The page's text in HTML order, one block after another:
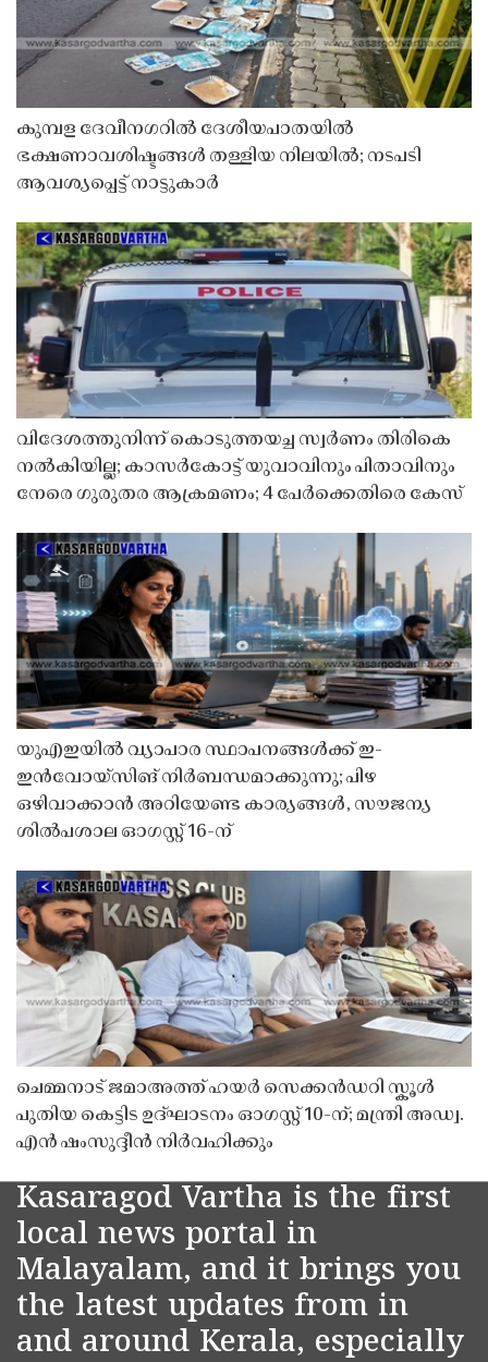
കുമ്പള ദേവീനഗറിൽ ദേശീയപാതയിൽ
ഭക്ഷണാവശിഷ്ടങ്ങൾ തള്ളിയ നിലയിൽ; നടപടി
ആവശ്യപ്പെട്ട് നാട്ടുകാർ
വിദേശത്തുനിന്ന് കൊടുത്തയച്ച സ്വർണം തിരികെ
നൽകിയില്ല; കാസർകോട്ട് യുവാവിനും പിതാവിനും
നേരെ ഗുരുതര ആക്രമണം; 4 പേർക്കെതിരെ കേസ്
യുഎഇയിൽ വ്യാപാര സ്ഥാപനങ്ങൾക്ക് ഇ-
ഇൻവോയ്സിങ് നിർബന്ധമാക്കുന്നു; പിഴ
ഒഴിവാക്കാൻ അറിയേണ്ട കാര്യങ്ങൾ, സൗജന്യ
ശിൽപശാല ഓഗസ്റ്റ് 16-ന്
ചെമ്മനാട് ജമാഅത്ത് ഹയർ സെക്കൻഡറി സ്കൂൾ
പുതിയ കെട്ടിട ഉദ്ഘാടനം ഓഗസ്റ്റ് 10-ന്; മന്ത്രി അഡ്വ.
എൻ ഷംസുദ്ദീൻ നിർവഹിക്കും
Kasaragod Vartha is the first
local news portal in
Malayalam, and it brings you
the latest updates from in
and around Kerala, especially